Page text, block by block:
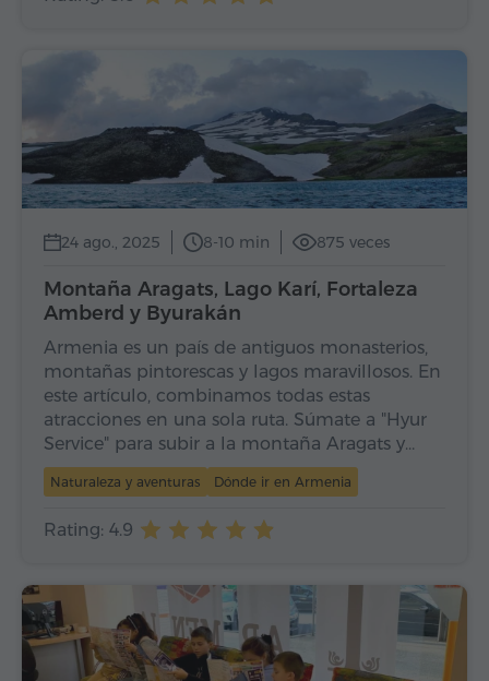
24 ago., 2025 8-10 min 875 veces
Montaña Aragats, Lago Karí, Fortaleza
Amberd y Byurakán
Armenia es un país de antiguos monasterios,
montañas pintorescas y lagos maravillosos. En
este artículo, combinamos todas estas
atracciones en una sola ruta. Súmate a "Hyur
Service" para subir a la montaña Aragats y…
Naturaleza y aventuras Dónde ir en Armenia
Rating: 4.9